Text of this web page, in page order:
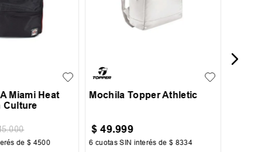
Miami Heat
Culture
.000
de$ 4500
Mochila Topper Athletic
$ 49.999
6 cuotas SIN interés de$ 8334